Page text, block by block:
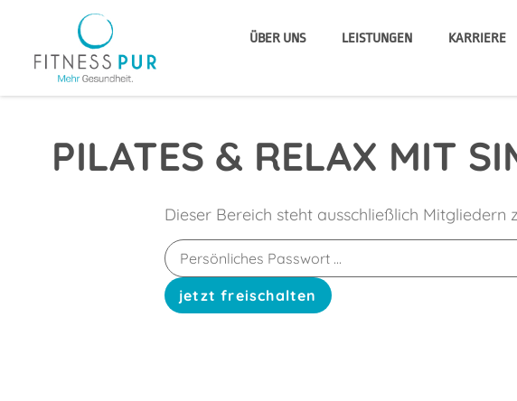
ÜBER UNS LEISTUNGEN KARRIERE
PILATES & RELAX MIT
Dieser Bereich steht ausschließlich Mitgliedern